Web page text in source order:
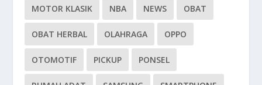
MOTOR KLASIK NBA NEWS OBAT
OBAT HERBAL OLAHRAGA OPPO
OTOMOTIF PICKUP PONSEL